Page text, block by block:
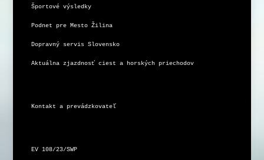
Športové výsledky
Podnet pre Mesto Žilina
Dopravný servis Slovensko
Aktuálna zjazdnosť ciest a horských priechodov
Kontakt a prevádzkovateľ
EV 108/23/SWP